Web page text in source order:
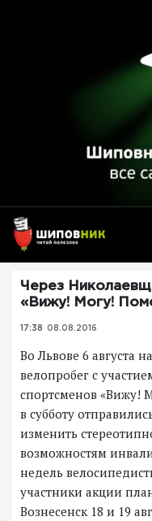
Через
«Вижу! Могу!
17:38 08.08.2016
Во Львове 6 августа
велопробег с
спортсменов «Вижу!
в субботу
изменить
возможностям
недель
участники акции
Вознесенск 18 и 19